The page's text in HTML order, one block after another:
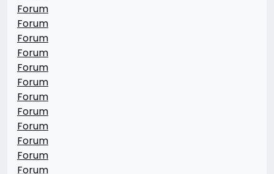
Forum
Forum
Forum
Forum
Forum
Forum
Forum
Forum
Forum
Forum
Forum
Forum